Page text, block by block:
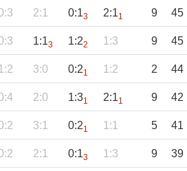
2:1 0:13 2:11 9 45
1:13 1:22 1:3 9 45
3:0 0:21 1:2 2 44
2:0 1:31 2:11 9 42
3:1 0:21 1:1 5 41
2:1 0:13 1:3 9 39